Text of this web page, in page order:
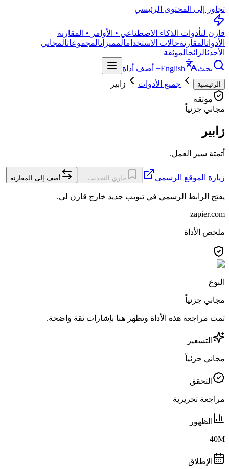
تجاوز إلى المحتوى الرئيسي
قارن ليأدوات الذكاء الاصطناعي • الأوامر • المقارنة
الأدواتالمقارنةحالات الاستخدامالمميزاتالمجموعاتالمجاني
الأحدثالرائجالموثقة
بحث
English+ أضف أداة
الرئيسية جميع الأدوات
زابير
موثقة
مجاني جزئياً
زابير
أتمتة سير العمل.
زيارة الموقع الرسمي جاري التحديث... أضف إلى المقارنة
يفتح الرابط الرسمي في تبويب جديد خارج قارن لي.
zapier.com
ملخص الأداة
النوع
مجاني جزئياً
تمت مراجعة هذه الأداة وتظهر هنا بإشارات ثقة واضحة.
التسعير
مجاني جزئياً
التحقق
مراجعة تحريرية
الظهور
40M
الإطلاق